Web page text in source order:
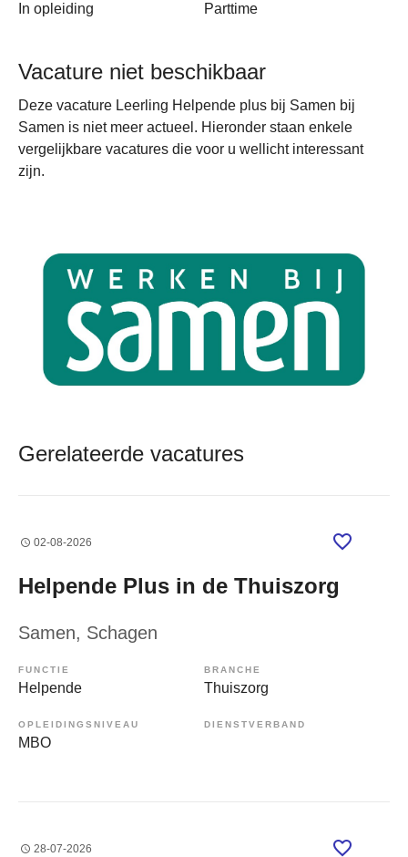
In opleiding Parttime
Vacature niet beschikbaar
Deze vacature Leerling Helpende plus bij Samen bij
Samen is niet meer actueel. Hieronder staan enkele
vergelijkbare vacatures die voor u wellicht interessant
zijn.
Gerelateerde vacatures
02-08-2026
Helpende Plus in de Thuiszorg
Samen, Schagen
FUNCTIE
Helpende
BRANCHE
Thuiszorg
OPLEIDINGSNIVEAU
MBO
DIENSTVERBAND
28-07-2026